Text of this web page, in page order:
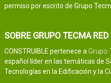
permiso por escrito de Grupo
SOBRE GRUPO TECMA RED
CONSTRUIBLE pertenece a Grupo
español líder en las temáticas de
Tecnologías en la Edificación y la